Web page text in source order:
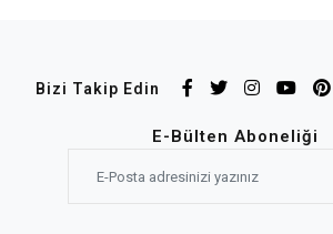
Bizi Takip Edin
E-Bülten Aboneliği